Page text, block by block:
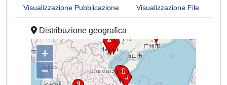
Visualizzazione Pubblicazione Visualizzazione File
Distribuzione geografica
+
–